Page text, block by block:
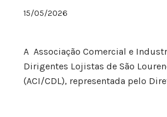
15/05/2026
A Associação Comercial e
Dirigentes Lojistas de São
(ACI/CDL), representada pelo